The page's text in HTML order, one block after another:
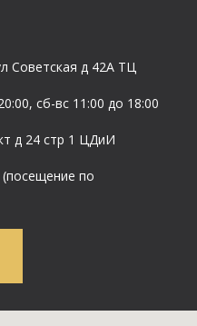
Cоветская д 42А ТЦ
сб-вс 11:00 до 18:00
д 24 стр 1 ЦДиИ
по